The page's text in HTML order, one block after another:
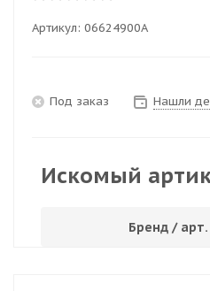
Артикул: 06624900A
Под заказ Нашли
Искомый
Бренд / арт.